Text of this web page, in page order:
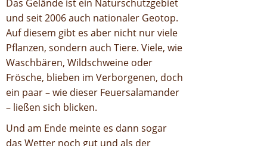
Das Gelände ist ein Naturschutzgebiet
und seit 2006 auch nationaler Geotop.
Auf diesem gibt es aber nicht nur viele
Pflanzen, sondern auch Tiere. Viele, wie
Waschbären, Wildschweine oder
Frösche, blieben im Verborgenen, doch
ein paar – wie dieser Feuersalamander
– ließen sich blicken.
Und am Ende meinte es dann sogar
das Wetter noch gut und als der